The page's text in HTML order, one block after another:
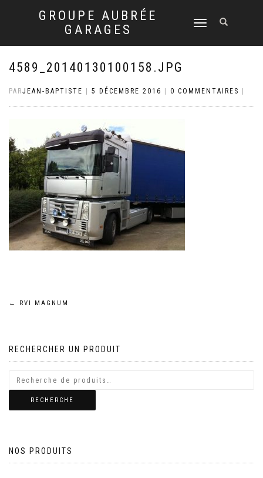
GROUPE AUBRÉE
GARAGES
DÉPLIER
NAVIGATION
4589_20140130100158.JPG
PARJEAN-BAPTISTE 5 DÉCEMBRE 2016 0 COMMENTAIRES
Navigation
l’article
← RVI MAGNUM
RECHERCHER UN PRODUIT
RECHERCHE
NOS PRODUITS